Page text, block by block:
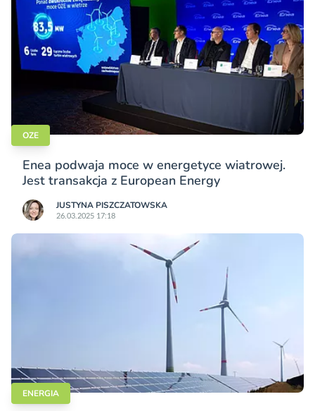
OZE
Enea podwaja moce w energetyce wiatrowej.
Jest transakcja z European Energy
JUSTYNA PISZCZATOWSKA
26.03.2025 17:18
ENERGIA